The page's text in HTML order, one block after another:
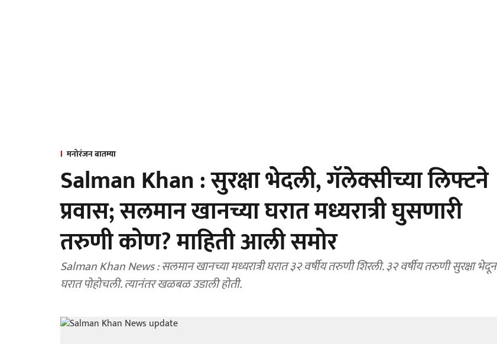
मनोरंजन बातम्या
Salman Khan : सुरक्षा भेदली, गॅलेक्सीच्या लिफ्टने
प्रवास; सलमान खानच्या घरात मध्यरात्री घुसणारी
तरुणी कोण? माहिती आली समोर
Salman Khan News : सलमान खानच्या मध्यरात्री घरात ३२ वर्षीय तरुणी शिरली. ३२ वर्षीय तरुणी सुरक्षा भेदून
घरात पोहोचली. त्यानंतर खळबळ उडाली होती.